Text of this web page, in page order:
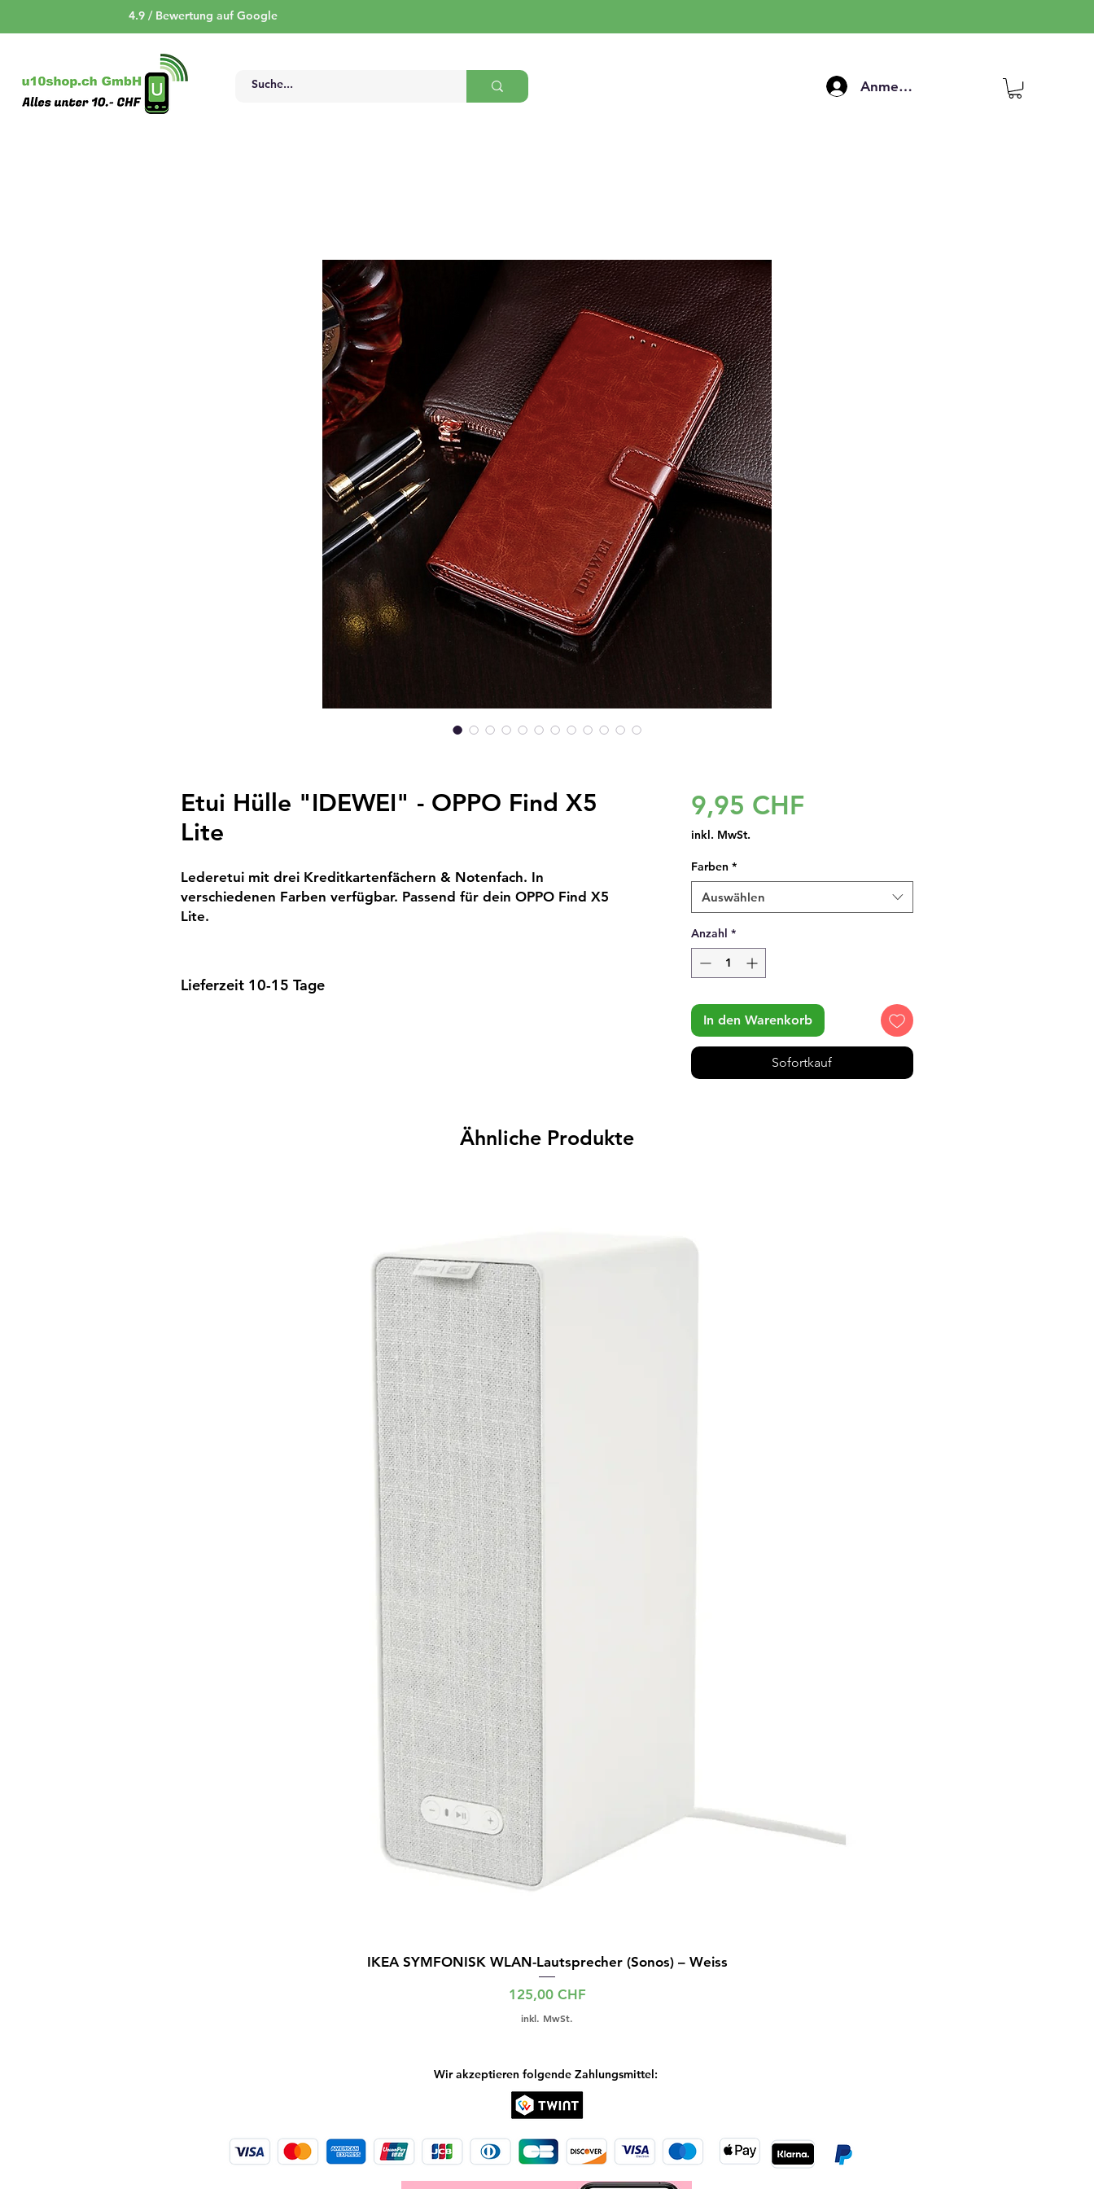
4.9 / Bewertung auf Google
Anmelden
Etui Hülle "IDEWEI" - OPPO Find X5
Lite
Lederetui mit drei Kreditkartenfächern & Notenfach. In
verschiedenen Farben verfügbar. Passend für dein OPPO Find X5
Lite.
Lieferzeit 10-15 Tage
9,95 CHFPreis
inkl. MwSt.
Farben *
Auswählen
Anzahl *
In den Warenkorb
Sofortkauf
Ähnliche Produkte
IKEA SYMFONISK WLAN-Lautsprecher (Sonos) – Weiss
Preis
125,00 CHF
inkl. MwSt.
Wir akzeptieren folgende Zahlungsmittel: